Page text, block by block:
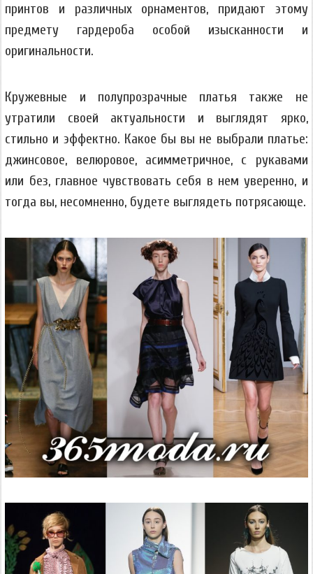
принтов и различных орнаментов, придают этому
предмету гардероба особой изысканности и
оригинальности.
Кружевные и полупрозрачные платья также не
утратили своей актуальности и выглядят ярко,
стильно и эффектно. Какое бы вы не выбрали платье:
джинсовое, велюровое, асимметричное, с рукавами
или без, главное чувствовать себя в нем уверенно, и
тогда вы, несомненно, будете выглядеть потрясающе.